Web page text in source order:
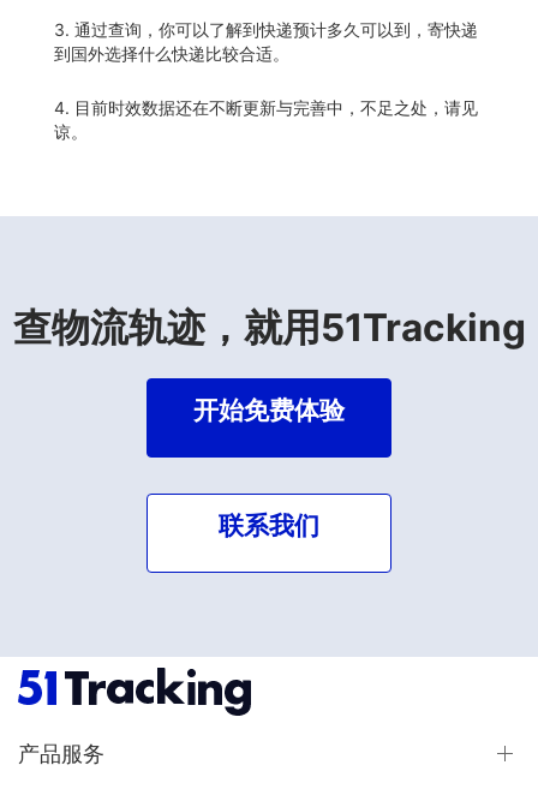
3. 通过查询，你可以了解到快递预计多久可以到，寄快递
到国外选择什么快递比较合适。
4. 目前时效数据还在不断更新与完善中，不足之处，请见
谅。
查物流轨迹，就用51Tracking
开始免费体验
联系我们
产品服务